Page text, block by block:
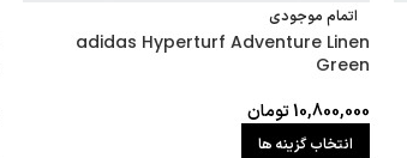
اتمام موجودی
adidas Hyperturf Adventure Linen
Green
10,800,000تومان
انتخاب گزینه ها